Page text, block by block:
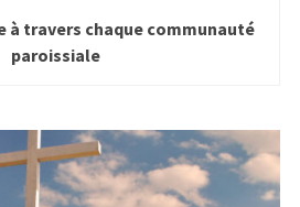
à travers chaque communauté
paroissiale